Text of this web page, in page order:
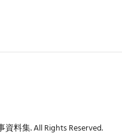
料集. All Rights Reserved.